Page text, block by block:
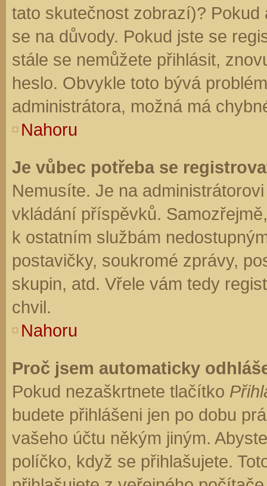
tato skutečnost zobrazí)?
se na důvody. Pokud jste se
stále se nemůžete přihlásit,
heslo. Obvykle toto bývá
administrátora, možná má
Nahoru
Je vůbec potřeba se
Nemusíte. Je na
vkládání příspěvků.
k ostatním službám
postavičky, soukromé zprávy,
skupin, atd. Vřele vám tedy
chvil.
Nahoru
Proč jsem automaticky
Pokud nezaškrtnete tlačítko
budete přihlášeni jen po dobu
vašeho účtu někým jiným.
políčko, když se přihlašujete.